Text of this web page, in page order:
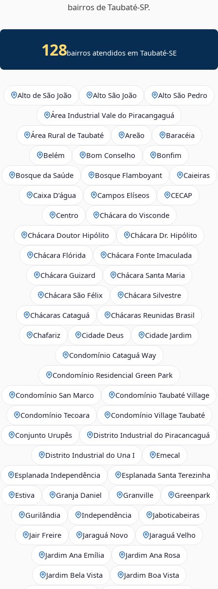
bairros de Taubaté‑SP.
128bairros atendidos emTaubaté-SE
Alto de São João Alto São João Alto São Pedro
Área Industrial Vale do Piracangaguá
Área Rural de Taubaté Areão Baracéia
Belém Bom Conselho Bonfim
Bosque da Saúde Bosque Flamboyant Caieiras
Caixa D’água Campos Elíseos CECAP
Centro Chácara do Visconde
Chácara Doutor Hipólito Chácara Dr. Hipólito
Chácara Flórida Chácara Fonte Imaculada
Chácara Guizard Chácara Santa Maria
Chácara São Félix Chácara Silvestre
Chácaras Cataguá Chácaras Reunidas Brasil
Chafariz Cidade Deus Cidade Jardim
Condomínio Cataguá Way
Condomínio Residencial Green Park
Condomínio San Marco Condomínio Taubaté Village
Condomínio Tecoara Condomínio Village Taubaté
Conjunto Urupês Distrito Industrial do Piracancaguá
Distrito Industrial do Una I Emecal
Esplanada Independência Esplanada Santa Terezinha
Estiva Granja Daniel Granville Greenpark
Gurilândia Independência Jaboticabeiras
Jair Freire Jaraguá Novo Jaraguá Velho
Jardim Ana Emília Jardim Ana Rosa
Jardim Bela Vista Jardim Boa Vista